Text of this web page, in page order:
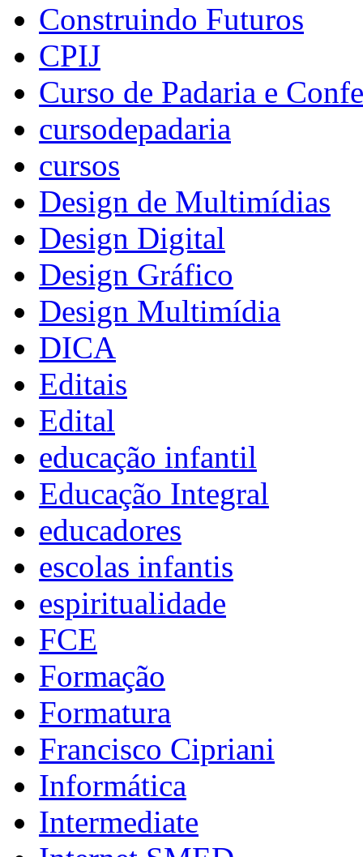
Construindo Futuros
CPIJ
Curso de Padaria e
cursodepadaria
cursos
Design de Multimídias
Design Digital
Design Gráfico
Design Multimídia
DICA
Editais
Edital
educação infantil
Educação Integral
educadores
escolas infantis
espiritualidade
FCE
Formação
Formatura
Francisco Cipriani
Informática
Intermediate